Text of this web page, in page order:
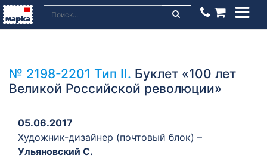
№ 2198-2201 Тип II. Буклет «100 лет
Великой Российской революции»
05.06.2017
Художник-дизайнер (почтовый блок) –
Ульяновский C.